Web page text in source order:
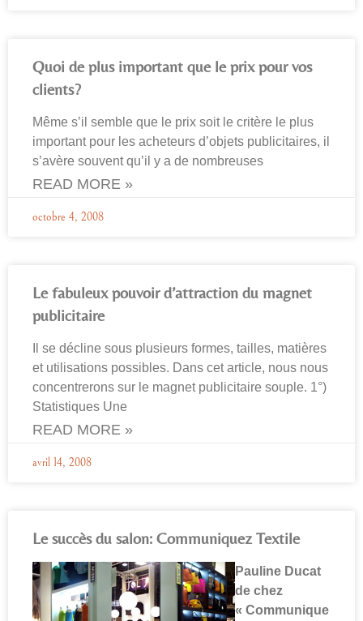
Quoi de plus important que le prix pour vos
clients?
Même s’il semble que le prix soit le critère le plus
important pour les acheteurs d’objets publicitaires, il
s’avère souvent qu’il y a de nombreuses
READ MORE »
octobre 4, 2008
Le fabuleux pouvoir d’attraction du magnet
publicitaire
Il se décline sous plusieurs formes, tailles, matières
et utilisations possibles. Dans cet article, nous nous
concentrerons sur le magnet publicitaire souple. 1°)
Statistiques Une
READ MORE »
avril 14, 2008
Le succès du salon: Communiquez Textile
Pauline Ducat
de chez
« Communique